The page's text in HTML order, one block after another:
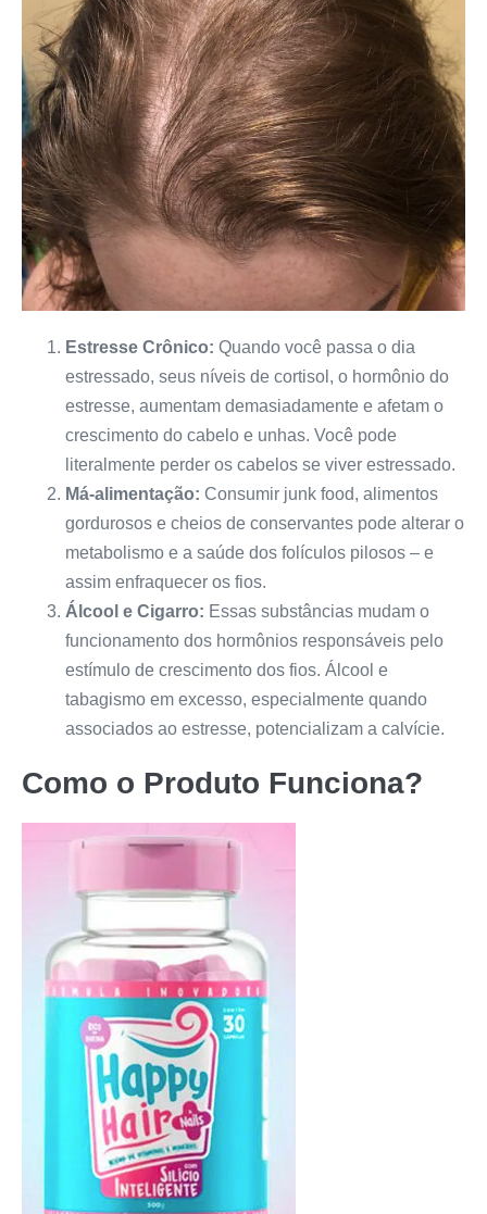
Estresse Crônico: Quando você passa o dia
estressado, seus níveis de cortisol, o hormônio do
estresse, aumentam demasiadamente e afetam o
crescimento do cabelo e unhas. Você pode
literalmente perder os cabelos se viver estressado.
Má-alimentação: Consumir junk food, alimentos
gordurosos e cheios de conservantes pode alterar o
metabolismo e a saúde dos folículos pilosos – e
assim enfraquecer os fios.
Álcool e Cigarro: Essas substâncias mudam o
funcionamento dos hormônios responsáveis pelo
estímulo de crescimento dos fios. Álcool e
tabagismo em excesso, especialmente quando
associados ao estresse, potencializam a calvície.
Como o Produto Funciona?